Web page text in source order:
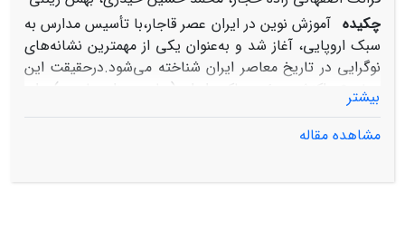
چکیده آموزش نوین در ایران عصر قاجار،با تأسیس مدارس به
سبک اروپایی، آغاز شد و به‌عنوان یکی از مهمترین نشانه‌های
نوگرایی در تاریخ معاصر ایران شناخته می‌شود.درحقیقت این
موضوع واکنش هیئت حاکمه ایران (عباس‌میرزای ولیعهد) برای
جبران شکست در برابر نیروی نظامی روسیه بود. پس از نیم
قرن فعالیت مدارس مذهبی میسیونرهای فرانسوی و
بیشتر
مشاهده مقاله